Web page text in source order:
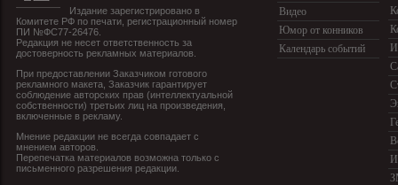
Издание зарегистрировано в
Комитете РФ по печати, регистрационный номер
ПИ №ФС77-26476.
Редакция не несет ответственность за
достоверность рекламных материалов.
При предоставлении Заказчиком готового
рекламного макета, Заказчик гарантирует
соблюдение авторских прав (интеллектуальной
собственности) третьих лиц на произведения,
включенные в рекламу.
Мнение редакции не всегда совпадает с
мнением авторов.
Перепечатка материалов возможна только с
письменного разрешения редакции.
Видео
Юмор от конников
Календарь событий